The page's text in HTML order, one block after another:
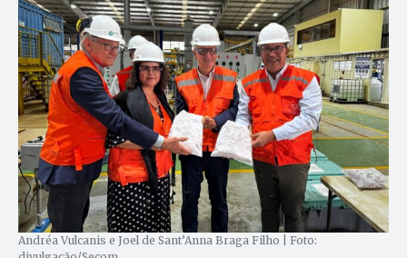
Andréa Vulcanis e Joel de Sant’Anna Braga Filho | Foto: